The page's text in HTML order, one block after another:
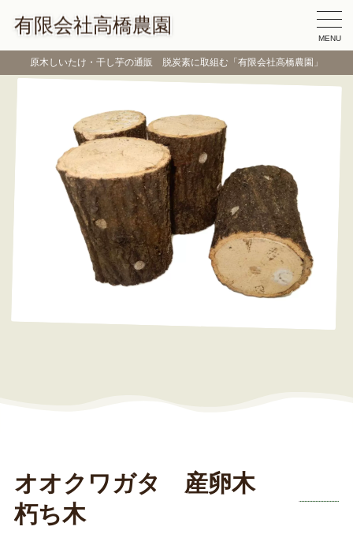
MENU
有限会社高橋農園
原木しいたけ・干し芋の通販 脱炭素に取組む「有限会社高橋農園」
オオクワガタ 産卵木
朽ち木